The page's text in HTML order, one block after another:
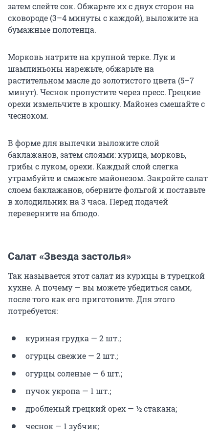
затем слейте сок. Обжарьте их с двух сторон на
сковороде (3–4 минуты с каждой), выложите на
бумажные полотенца.
Морковь натрите на крупной терке. Лук и
шампиньоны нарежьте, обжарьте на
растительном масле до золотистого цвета (5–7
минут). Чеснок пропустите через пресс. Грецкие
орехи измельчите в крошку. Майонез смешайте с
чесноком.
В форме для выпечки выложите слой
баклажанов, затем слоями: курица, морковь,
грибы с луком, орехи. Каждый слой слегка
утрамбуйте и смажьте майонезом. Закройте салат
слоем баклажанов, оберните фольгой и поставьте
в холодильник на 3 часа. Перед подачей
переверните на блюдо.
Салат «Звезда застолья»
Так называется этот салат из курицы в турецкой
кухне. А почему — вы можете убедиться сами,
после того как его приготовите. Для этого
потребуется:
куриная грудка — 2 шт.;
огурцы свежие — 2 шт.;
огурцы соленые — 6 шт.;
пучок укропа — 1 шт.;
дробленый грецкий орех — ½ стакана;
чеснок — 1 зубчик;